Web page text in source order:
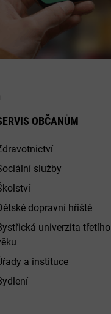
OBČANŮM
služby
dopravní hřiště
univerzita třetího
a instituce